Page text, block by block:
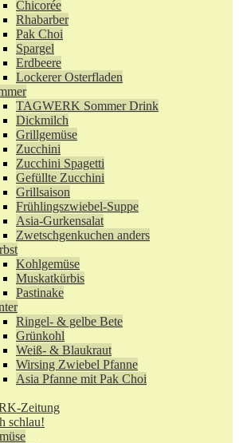
Chicorée
Rhabarber
Pak Choi
Spargel
Erdbeere
Lockerer Osterfladen
TAGWERK Sommer Drink
Dickmilch
Grillgemüse
Zucchini
Zucchini Spagetti
Gefüllte Zucchini
Grillsaison
Frühlingszwiebel-Suppe
Asia-Gurkensalat
Zwetschgenkuchen anders
Kohlgemüse
Muskatkürbis
Pastinake
Ringel- & gelbe Bete
Grünkohl
Weiß- & Blaukraut
Wirsing Zwiebel Pfanne
Asia Pfanne mit Pak Choi
Zeitung
schlau!